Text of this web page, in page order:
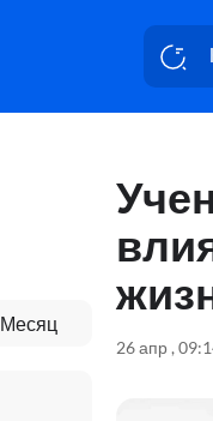
Месяц
26 апр ,